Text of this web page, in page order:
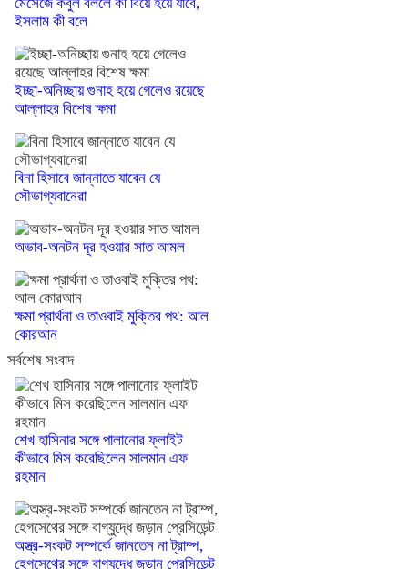
ইসলাম কী বলে
ইচ্ছা-অনিচ্ছায় গুনাহ হয়ে গেলেও রয়েছে
আল্লাহর বিশেষ ক্ষমা
বিনা হিসাবে জান্নাতে যাবেন যে
সৌভাগ্যবানেরা
অভাব-অনটন দূর হওয়ার সাত আমল
ক্ষমা প্রার্থনা ও তাওবাই মুক্তির পথ: আল
কোরআন
সর্বশেষ সংবাদ
শেখ হাসিনার সঙ্গে পালানোর ফ্লাইট
কীভাবে মিস করেছিলেন সালমান এফ
রহমান
অস্ত্র-সংকট সম্পর্কে জানতেন না ট্রাম্প,
হেগসেথের সঙ্গে বাগ্‌যুদ্ধে জড়ান প্রেসিডেন্ট